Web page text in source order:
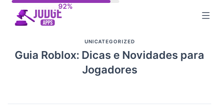
UNICATEGORIZED
Guia Roblox: Dicas e Novidades para
Jogadores